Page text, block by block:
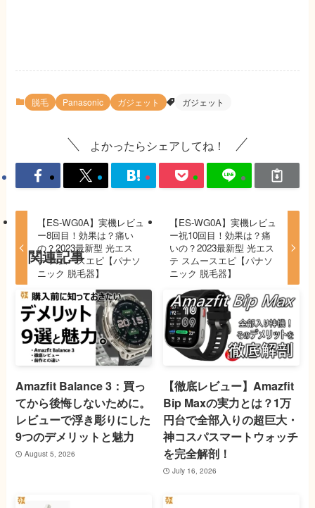
脱毛 Panasonic ガジェット ガジェット
よかったらシェアしてね！
【ES-WG0A】実機レビュ
ー8回目！効果は？痛い
の？2023最新型 光エス
テ スムースエピ【パナソ
ニック 脱毛器】
【ES-WG0A】実機レビュ
ー祝10回目！効果は？痛
いの？2023最新型 光エス
テ スムースエピ【パナソ
ニック 脱毛器】
関連記事
Amazfit Balance 3：買っ
てから後悔しないために。
レビューで浮き彫りにした
9つのデメリットと魅力
August 5, 2026
【徹底レビュー】Amazfit
Bip Maxの実力とは？1万
円台で全部入りの超巨大・
神コスパスマートウォッチ
を完全解剖！
July 16, 2026